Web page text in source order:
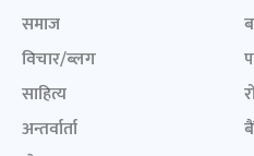
समाज
विचार/ब्लग
साहित्य
अन्तर्वार्ता